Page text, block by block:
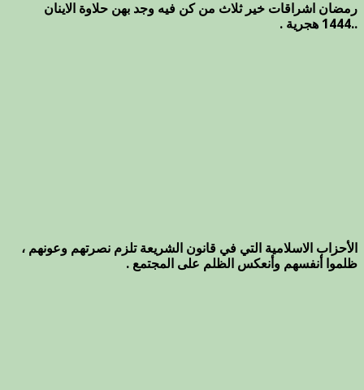
رمضان اشراقات خير ثلاث من كن فيه وجد بهن حلاوة الاينان
..1444 هجرية .
الأحزاب الاسلامية التي في قانون الشريعة تلزم نصرتهم وعونهم ،
ظلموا أنفسهم وأنعكس الظلم على المجتمع .